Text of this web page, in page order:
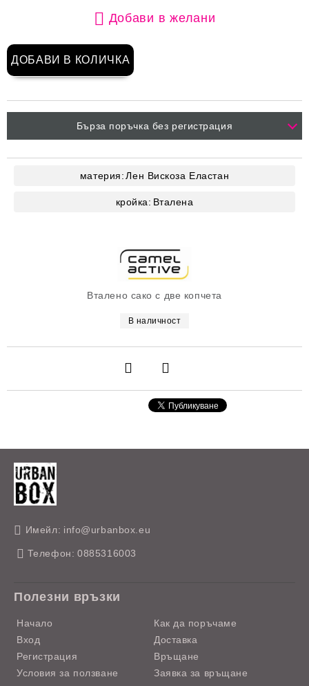
Вталено сако с две копчета
В наличност
Добави в желани
Бърза поръчка без регистрация
материя: Лен Вискоза Еластан
кройка: Вталена
Имейл: info@urbanbox.eu
Телефон: 0885316003
Полезни връзки
Начало
Вход
Регистрация
Условия за ползване
Как да поръчаме
Доставка
Връщане
Заявка за връщане